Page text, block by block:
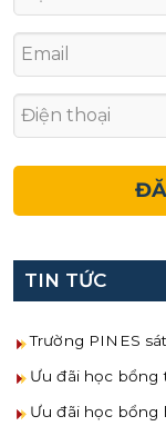
TIN TỨC
Trường PINES
Ưu đãi học bổng
Ưu đãi học bổng